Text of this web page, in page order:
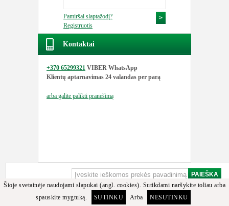
Pamiršai slaptažodį?
Registruotis
Kontaktai
+370 65299321 VIBER WhatsApp
Klientų aptarnavimas 24 valandas per parą
arba galite palikti pranešimą
Šioje svetainėje naudojami slapukai (angl. cookies). Sutikdami naršykite toliau arba
spauskite mygtuką.
SUTINKU Arba NESUTINKU